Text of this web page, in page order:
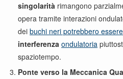
singolarità rimangono
opera tramite interazioni
dei buchi neri potrebbero
interferenza ondulatoria
spaziotempo.
Ponte verso la Meccanica